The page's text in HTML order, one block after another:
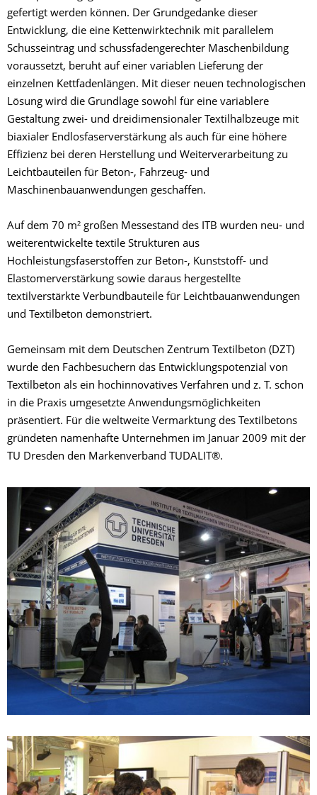
gefertigt werden können. Der Grundgedanke dieser
Entwicklung, die eine Kettenwirktechnik mit parallelem
Schusseintrag und schussfadengerechter Maschenbildung
voraussetzt, beruht auf einer variablen Lieferung der
einzelnen Kettfadenlängen. Mit dieser neuen technologischen
Lösung wird die Grundlage sowohl für eine variablere
Gestaltung zwei- und dreidimensionaler Textilhalbzeuge mit
biaxialer Endlosfaserverstärkung als auch für eine höhere
Effizienz bei deren Herstellung und Weiterverarbeitung zu
Leichtbauteilen für Beton-, Fahrzeug- und
Maschinenbauanwendungen geschaffen.
Auf dem 70 m² großen Messestand des ITB wurden neu- und
weiterentwickelte textile Strukturen aus
Hochleistungsfaserstoffen zur Beton-, Kunststoff- und
Elastomerverstärkung sowie daraus hergestellte
textilverstärkte Verbundbauteile für Leichtbauanwendungen
und Textilbeton demonstriert.
Gemeinsam mit dem Deutschen Zentrum Textilbeton (DZT)
wurde den Fachbesuchern das Entwicklungspotenzial von
Textilbeton als ein hochinnovatives Verfahren und z. T. schon
in die Praxis umgesetzte Anwendungsmöglichkeiten
präsentiert. Für die weltweite Vermarktung des Textilbetons
gründeten namenhafte Unternehmen im Januar 2009 mit der
TU Dresden den Markenverband TUDALIT®.